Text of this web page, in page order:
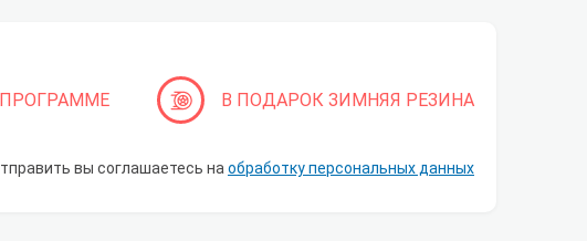
В ПОДАРОК ЗИМНЯЯ РЕЗИНА
вы соглашаетесь на обработку персональных данных